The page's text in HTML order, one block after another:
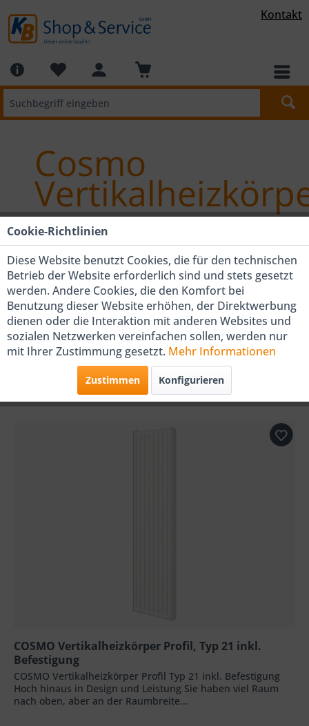
Kontakt
Cosmo
Wärmepumpen Gasheizung
Warmwasserspe
icher und
Zubehör
COSMO Vertikalheizkörper Profil, Typ 21 inkl.
Befestigung
COSMO Vertikalheizkörper Profil Typ 21 inkl. Befestigung
Hoch hinaus in Design und Leistung Sie haben viel Raum
nach oben, aber an der Raumbreite...
Cookie-Richtlinien
Diese Website benutzt Cookies, die für den technischen
Betrieb der Website erforderlich sind und stets gesetzt
werden. Andere Cookies, die den Komfort bei
Benutzung dieser Website erhöhen, der Direktwerbung
dienen oder die Interaktion mit anderen Websites und
sozialen Netzwerken vereinfachen sollen, werden nur
mit Ihrer Zustimmung gesetzt. Mehr Informationen
Zustimmen Konfigurieren